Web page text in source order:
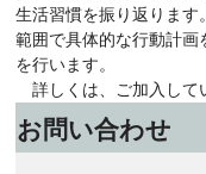
生活習慣を振り返ります
範囲で具体的な行動計画
を行います。
詳しくは、ご加入して
お問い合わせ